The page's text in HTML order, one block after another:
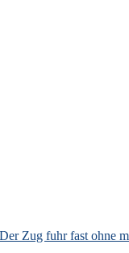
Der Zug fuhr fast ohne